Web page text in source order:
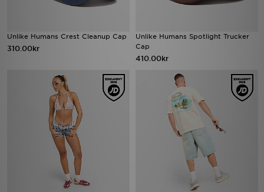
Unlike Humans Crest Cleanup Cap
310.00kr
Unlike Humans Spotlight Trucker
Cap
410.00kr